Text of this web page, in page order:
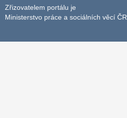
Zřizovatelem portálu je
Ministerstvo práce a sociálních věcí ČR